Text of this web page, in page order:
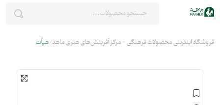
فروشگاه اینترنتی محصولات فرهنگی - مرکز آفرینش‌های هنری ماهد هیأت